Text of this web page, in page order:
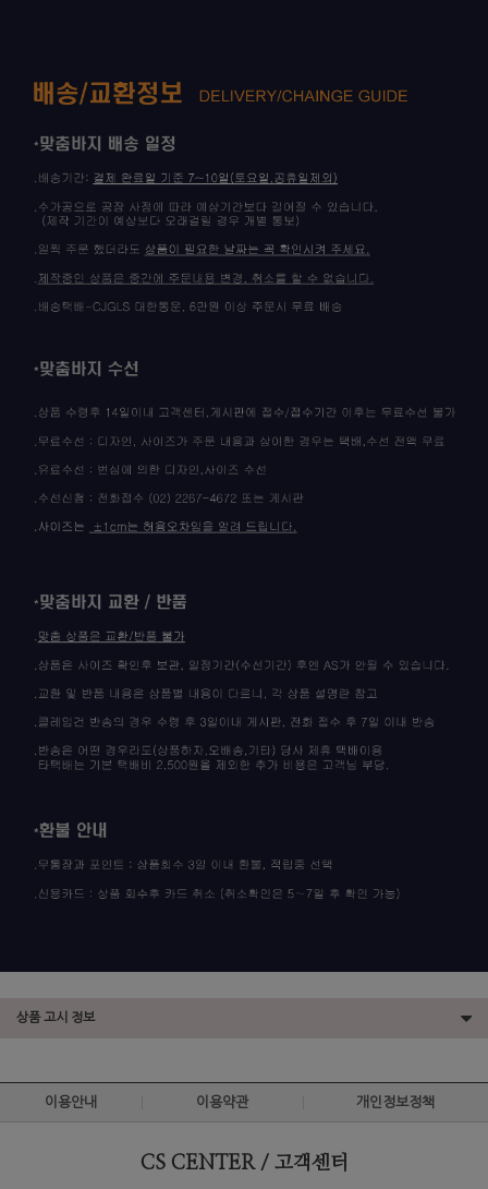
상품 고시 정보
이용안내 이용약관 개인정보정책
CS CENTER / 고객센터